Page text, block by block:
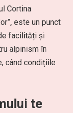
Cortina
este un punct
facilități și
alpinism în
când condițiile
te